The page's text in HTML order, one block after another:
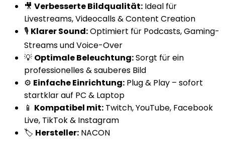
🎥 Verbesserte Bildqualität: Ideal für
Livestreams, Videocalls & Content Creation
🎙️ Klarer Sound:Optimiert für Podcasts, Gaming-
Streams und Voice-Over
💡 Optimale Beleuchtung:Sorgt für ein
professionelles & sauberes Bild
⚙️ Einfache Einrichtung: Plug & Play – sofort
startklar auf PC & Laptop
📱 Kompatibel mit: Twitch, YouTube, Facebook
Live, TikTok & Instagram
🏷️ Hersteller: NACON